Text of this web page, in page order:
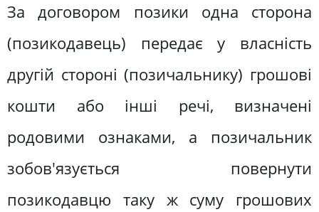
За договором позики одна сторона
(позикодавець) передає у власність
другій стороні (позичальнику) грошові
кошти або інші речі, визначені
родовими ознаками, а позичальник
зобов'язується повернути
позикодавцю таку ж суму грошових